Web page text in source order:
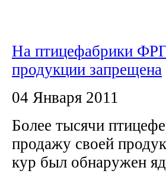
На птицефабрики
продукции запрещена
04 Января 2011
Более тысячи
продажу своей
кур был обнаружен